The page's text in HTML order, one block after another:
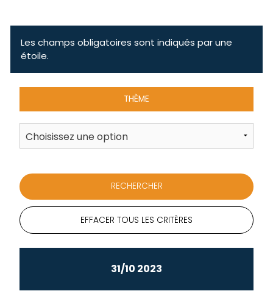
Les champs obligatoires sont indiqués par une
étoile.
THÈME
EFFACER TOUS LES CRITÈRES
31/10 2023